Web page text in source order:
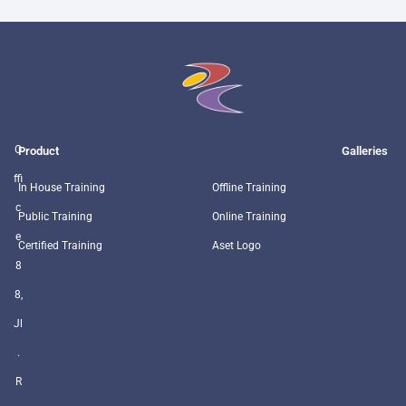
O
ffi
c
e
8
8,
Jl
.
R
Product
In House Training
Public Training
Certified Training
Galleries
Offline Training
Online Training
Aset Logo